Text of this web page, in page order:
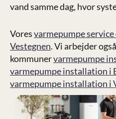
vand samme dag, hvor
Voresvarmepumpe
Vestegnen. Vi arbejder
kommunervarmepumpe
varmepumpe installation i
varmepumpe installation i